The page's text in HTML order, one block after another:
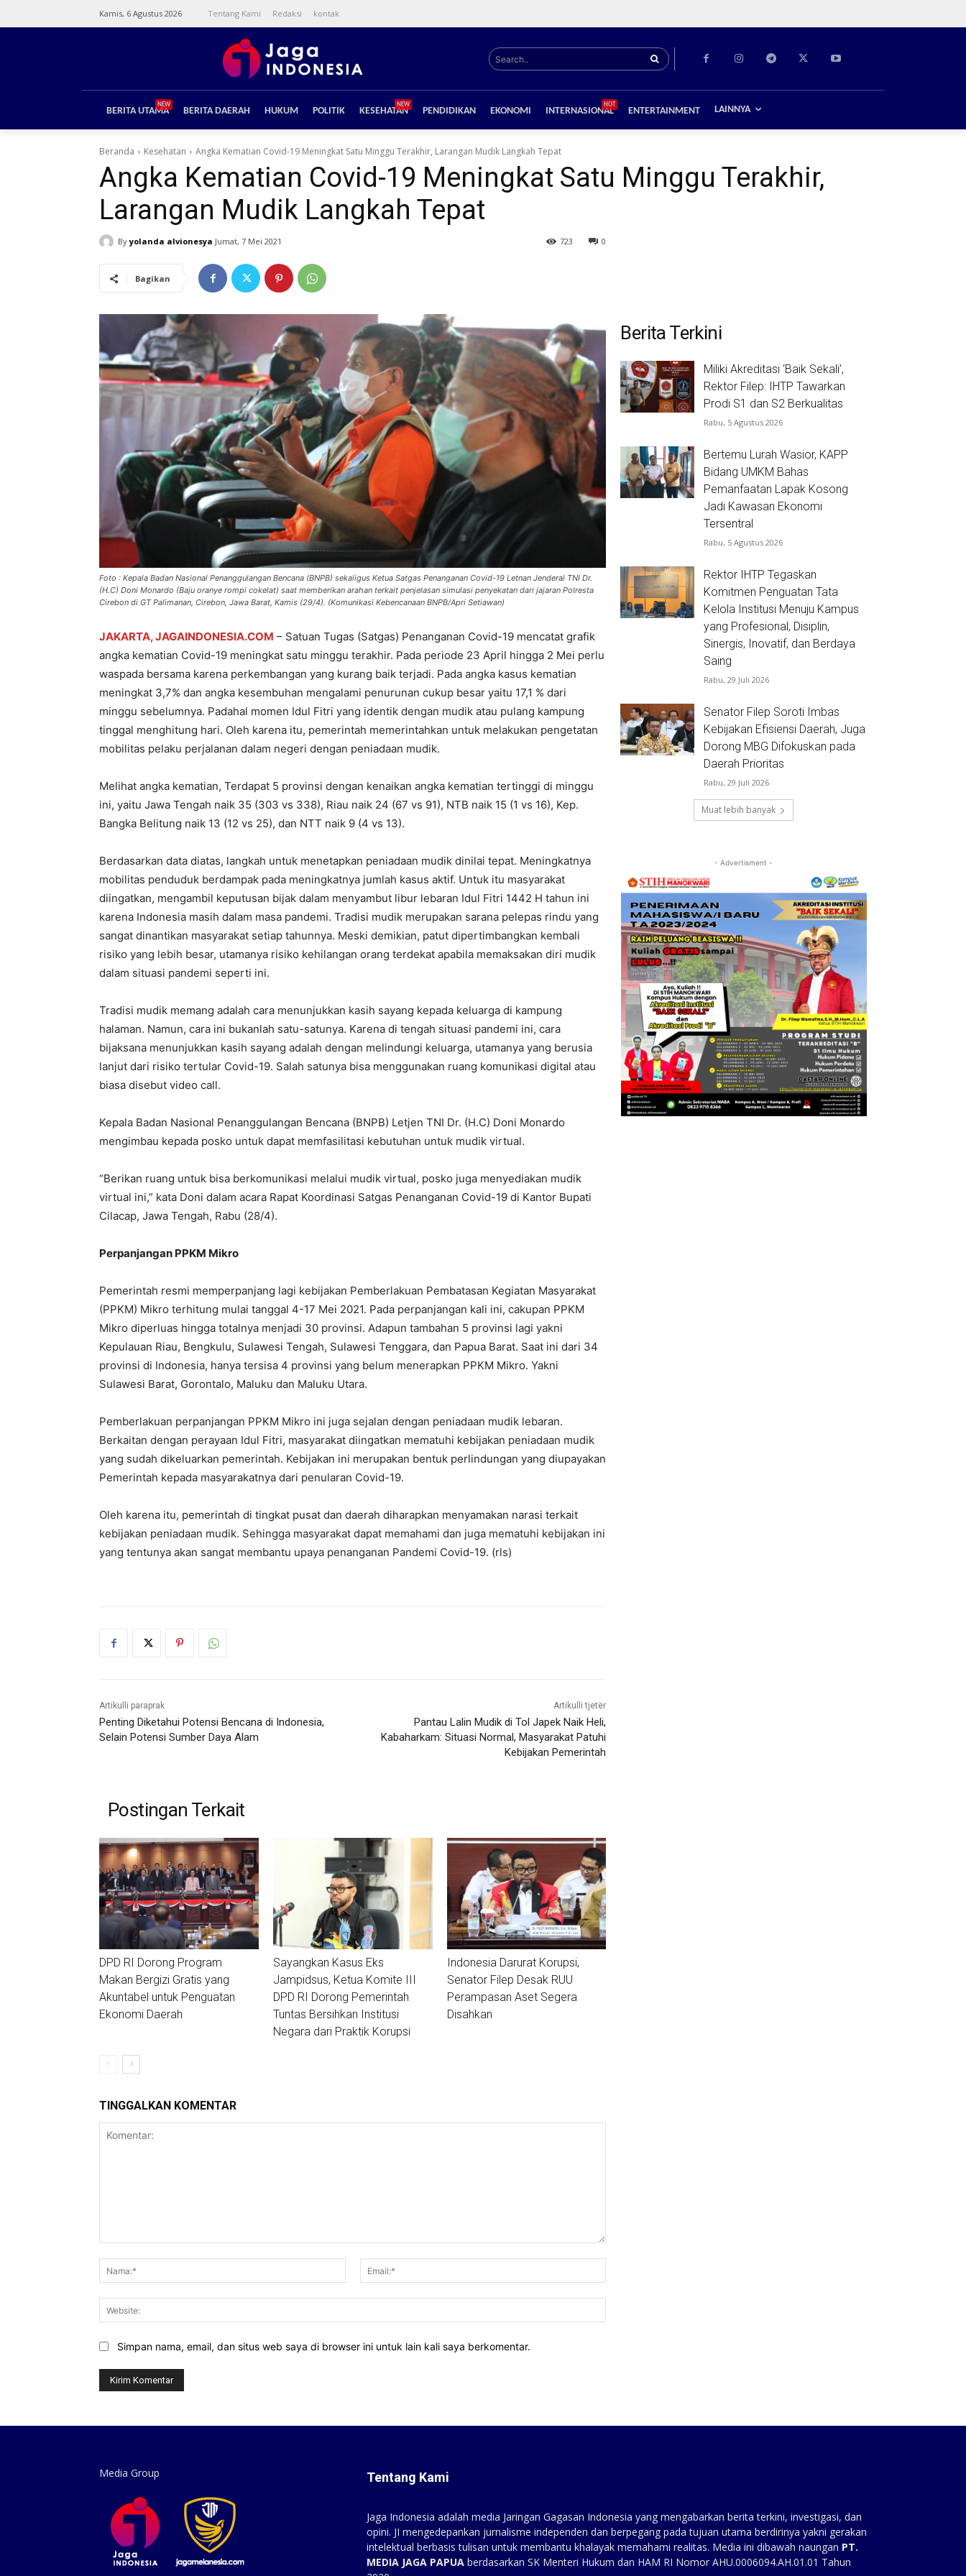
Kamis, 6 Agustus 2026 Tentang Kami Redaksi kontak
Search..
BERITA UTAMA
NEW
BERITA DAERAH HUKUM POLITIK KESEHATAN
NEW
PENDIDIKAN EKONOMI INTERNASIONAL
HOT
ENTERTAINMENT LAINNYA
Beranda Kesehatan Angka Kematian Covid-19 Meningkat Satu Minggu Terakhir, Larangan Mudik Langkah Tepat
Angka Kematian Covid-19 Meningkat Satu Minggu Terakhir,
Larangan Mudik Langkah Tepat
By yolanda alvionesya Jumat, 7 Mei 2021 0
723
Bagikan
Foto : Kepala Badan Nasional Penanggulangan Bencana (BNPB) sekaligus Ketua Satgas Penanganan Covid-19 Letnan Jenderal TNI Dr.
(H.C) Doni Monardo (Baju oranye rompi cokelat) saat memberikan arahan terkait penjelasan simulasi penyekatan dari jajaran Polresta
Cirebon di GT Palimanan, Cirebon, Jawa Barat, Kamis (29/4). (Komunikasi Kebencanaan BNPB/Apri Setiawan)
JAKARTA, JAGAINDONESIA.COM – Satuan Tugas (Satgas) Penanganan Covid-19 mencatat grafik
angka kematian Covid-19 meningkat satu minggu terakhir. Pada periode 23 April hingga 2 Mei perlu
waspada bersama karena perkembangan yang kurang baik terjadi. Pada angka kasus kematian
meningkat 3,7% dan angka kesembuhan mengalami penurunan cukup besar yaitu 17,1 % dari
minggu sebelumnya. Padahal momen Idul Fitri yang identik dengan mudik atau pulang kampung
tinggal menghitung hari. Oleh karena itu, pemerintah memerintahkan untuk melakukan pengetatan
mobilitas pelaku perjalanan dalam negeri dengan peniadaan mudik.
Melihat angka kematian, Terdapat 5 provinsi dengan kenaikan angka kematian tertinggi di minggu
ini, yaitu Jawa Tengah naik 35 (303 vs 338), Riau naik 24 (67 vs 91), NTB naik 15 (1 vs 16), Kep.
Bangka Belitung naik 13 (12 vs 25), dan NTT naik 9 (4 vs 13).
Berdasarkan data diatas, langkah untuk menetapkan peniadaan mudik dinilai tepat. Meningkatnya
mobilitas penduduk berdampak pada meningkatnya jumlah kasus aktif. Untuk itu masyarakat
diingatkan, mengambil keputusan bijak dalam menyambut libur lebaran Idul Fitri 1442 H tahun ini
karena Indonesia masih dalam masa pandemi. Tradisi mudik merupakan sarana pelepas rindu yang
sangat dinantikan masyarakat setiap tahunnya. Meski demikian, patut dipertimbangkan kembali
risiko yang lebih besar, utamanya risiko kehilangan orang terdekat apabila memaksakan diri mudik
dalam situasi pandemi seperti ini.
Tradisi mudik memang adalah cara menunjukkan kasih sayang kepada keluarga di kampung
halaman. Namun, cara ini bukanlah satu-satunya. Karena di tengah situasi pandemi ini, cara
bijaksana menunjukkan kasih sayang adalah dengan melindungi keluarga, utamanya yang berusia
lanjut dari risiko tertular Covid-19. Salah satunya bisa menggunakan ruang komunikasi digital atau
biasa disebut video call.
Kepala Badan Nasional Penanggulangan Bencana (BNPB) Letjen TNI Dr. (H.C) Doni Monardo
mengimbau kepada posko untuk dapat memfasilitasi kebutuhan untuk mudik virtual.
“Berikan ruang untuk bisa berkomunikasi melalui mudik virtual, posko juga menyediakan mudik
virtual ini,” kata Doni dalam acara Rapat Koordinasi Satgas Penanganan Covid-19 di Kantor Bupati
Cilacap, Jawa Tengah, Rabu (28/4).
Perpanjangan PPKM Mikro
Pemerintah resmi memperpanjang lagi kebijakan Pemberlakuan Pembatasan Kegiatan Masyarakat
(PPKM) Mikro terhitung mulai tanggal 4-17 Mei 2021. Pada perpanjangan kali ini, cakupan PPKM
Mikro diperluas hingga totalnya menjadi 30 provinsi. Adapun tambahan 5 provinsi lagi yakni
Kepulauan Riau, Bengkulu, Sulawesi Tengah, Sulawesi Tenggara, dan Papua Barat. Saat ini dari 34
provinsi di Indonesia, hanya tersisa 4 provinsi yang belum menerapkan PPKM Mikro. Yakni
Sulawesi Barat, Gorontalo, Maluku dan Maluku Utara.
Pemberlakuan perpanjangan PPKM Mikro ini juga sejalan dengan peniadaan mudik lebaran.
Berkaitan dengan perayaan Idul Fitri, masyarakat diingatkan mematuhi kebijakan peniadaan mudik
yang sudah dikeluarkan pemerintah. Kebijakan ini merupakan bentuk perlindungan yang diupayakan
Pemerintah kepada masyarakatnya dari penularan Covid-19.
Oleh karena itu, pemerintah di tingkat pusat dan daerah diharapkan menyamakan narasi terkait
kebijakan peniadaan mudik. Sehingga masyarakat dapat memahami dan juga mematuhi kebijakan ini
yang tentunya akan sangat membantu upaya penanganan Pandemi Covid-19. (rls)
Artikulli paraprak
Penting Diketahui Potensi Bencana di Indonesia,
Selain Potensi Sumber Daya Alam
Artikulli tjetër
Pantau Lalin Mudik di Tol Japek Naik Heli,
Kabaharkam: Situasi Normal, Masyarakat Patuhi
Kebijakan Pemerintah
Postingan Terkait
DPD RI Dorong Program
Makan Bergizi Gratis yang
Akuntabel untuk Penguatan
Ekonomi Daerah
Sayangkan Kasus Eks
Jampidsus, Ketua Komite III
DPD RI Dorong Pemerintah
Tuntas Bersihkan Institusi
Negara dari Praktik Korupsi
Indonesia Darurat Korupsi,
Senator Filep Desak RUU
Perampasan Aset Segera
Disahkan
TINGGALKAN KOMENTAR
Nama:*
Simpan nama, email, dan situs web saya di browser ini untuk lain kali saya berkomentar.
Berita Terkini
Miliki Akreditasi ‘Baik Sekali’,
Rektor Filep: IHTP Tawarkan
Prodi S1 dan S2 Berkualitas
Rabu, 5 Agustus 2026
Bertemu Lurah Wasior, KAPP
Bidang UMKM Bahas
Pemanfaatan Lapak Kosong
Jadi Kawasan Ekonomi
Tersentral
Rabu, 5 Agustus 2026
Rektor IHTP Tegaskan
Komitmen Penguatan Tata
Kelola Institusi Menuju Kampus
yang Profesional, Disiplin,
Sinergis, Inovatif, dan Berdaya
Saing
Rabu, 29 Juli 2026
Senator Filep Soroti Imbas
Kebijakan Efisiensi Daerah, Juga
Dorong MBG Difokuskan pada
Daerah Prioritas
Rabu, 29 Juli 2026
Muat lebih banyak
- Advertisment -
Media Group Tentang Kami
Jaga Indonesia adalah media Jaringan Gagasan Indonesia yang mengabarkan berita terkini, investigasi, dan
opini. JI mengedepankan jurnalisme independen dan berpegang pada tujuan utama berdirinya yakni gerakan
intelektual berbasis tulisan untuk membantu khalayak memahami realitas. Media ini dibawah naungan PT.
MEDIA JAGA PAPUA berdasarkan SK Menteri Hukum dan HAM RI Nomor AHU.0006094.AH.01.01 Tahun